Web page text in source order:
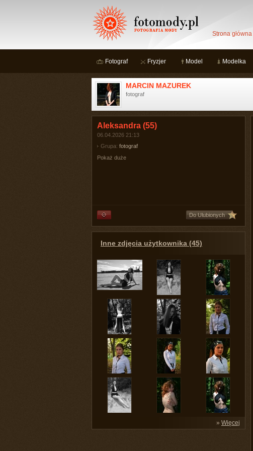
Strona główna
Fotograf Fryzjer Model Modelka
MARCIN MAZUREK
fotograf
Aleksandra (55)
06.04.2026 21:13
Grupa: fotograf
Pokaż duże
Do Ulubionych
Inne zdjęcia użytkownika (45)
» Więcej